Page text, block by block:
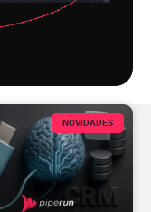
NOVIDADES